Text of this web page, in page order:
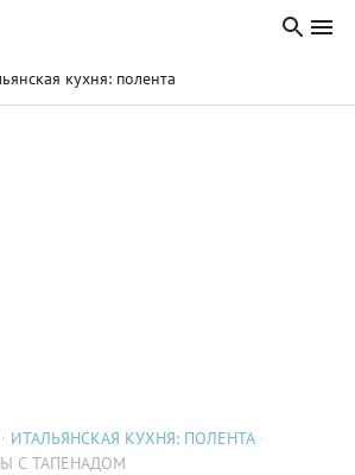
кухня: полента
ИТАЛЬЯНСКАЯ КУХНЯ: ПОЛЕНТА
С ТАПЕНАДОМ